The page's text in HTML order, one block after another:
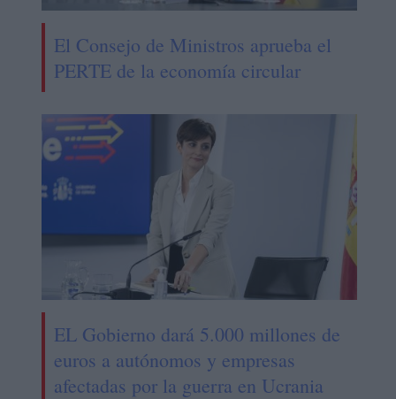
El Consejo de Ministros aprueba el
PERTE de la economía circular
EL Gobierno dará 5.000 millones de
euros a autónomos y empresas
afectadas por la guerra en Ucrania